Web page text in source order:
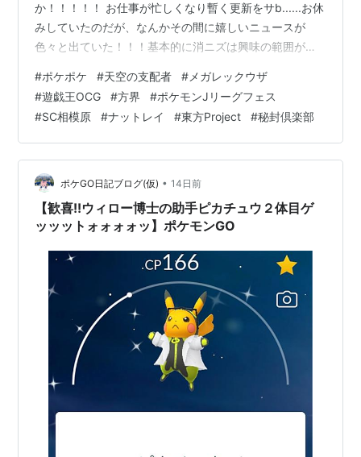
か！！！！！ お仕事が忙しくなり暫く更新をサb......お休
みしていたのだが、なんかその間に嬉しいニュースが
色々と出ていた！！！基本的に消ニズは興味の範囲が狭
て）有益な情報が流れてくることはかなり少ないのだ
が、何故か今週は凄い勢い（当社比）で有益情報が流れ
込んできた！！！何故？？？どうして？？？まぁ嬉しい
のには変わりないので、一旦この場で今週流れてきた嬉
しい情報を整理しておこう。 ①遊戯王：方界に新規カー
ドが登場！ yu-gi-oh.jp…
#ポケポケ #天空の支配者 #メガレックウザ
#遊戯王OCG #方界 #ポケモンJリーグフェス
#SC相模原 #ナットレイ #東方Project #秘封倶楽部
ポケGO日記ブログ(仮) • 14日前
【歓喜!!ウィロー博士の助手ピカチュウ２体目ゲ
ッッットォォォォッ】ポケモンGO